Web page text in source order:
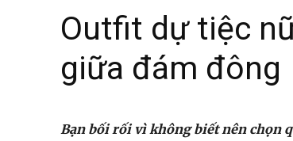
Outfit dự tiệc
giữa đám đông
Bạn bối rối vì không biết nên chọn